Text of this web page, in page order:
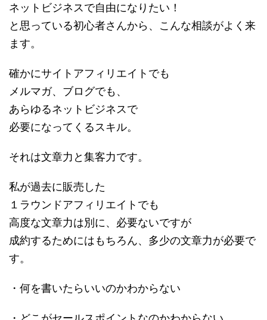
ネットビジネスで自由になりたい！
と思っている初心者さんから、こんな相談がよく来
ます。
確かにサイトアフィリエイトでも
メルマガ、ブログでも、
あらゆるネットビジネスで
必要になってくるスキル。
それは文章力と集客力です。
私が過去に販売した
１ラウンドアフィリエイトでも
高度な文章力は別に、必要ないですが
成約するためにはもちろん、多少の文章力が必要で
す。
・何を書いたらいいのかわからない